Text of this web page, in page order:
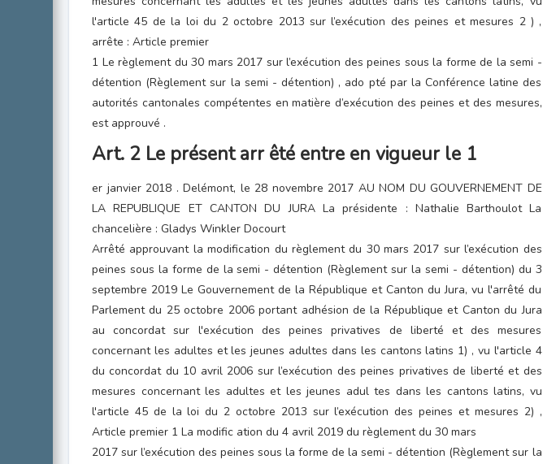
l'article 45 de la loi du 2 octobre 2013 sur l’exécution des peines et mesures 2 ) ,
arrête : Article premier
1 Le règlement du 30 mars 2017 sur l’exécution des peines sous la forme de la semi -
détention (Règlement sur la semi - détention) , ado pté par la Conférence latine des
autorités cantonales compétentes en matière d’exécution des peines et des mesures,
est approuvé .
Art. 2 Le présent arr êté entre en vigueur le 1
er janvier 2018 . Delémont, le 28 novembre 2017 AU NOM DU GOUVERNEMENT DE
LA REPUBLIQUE ET CANTON DU JURA La présidente : Nathalie Barthoulot La
chancelière : Gladys Winkler Docourt
Arrêté approuvant la modification du règlement du 30 mars 2017 sur l’exécution des
peines sous la forme de la semi - détention (Règlement sur la semi - détention) du 3
septembre 2019 Le Gouvernement de la République et Canton du Jura, vu l'arrêté du
Parlement du 25 octobre 2006 portant adhésion de la République et Canton du Jura
au concordat sur l'exécution des peines privatives de liberté et des mesures
concernant les adultes et les jeunes adultes dans les cantons latins 1) , vu l'article 4
du concordat du 10 avril 2006 sur l’exécution des peines privatives de liberté et des
mesures concernant les adultes et les jeunes adul tes dans les cantons latins, vu
l'article 45 de la loi du 2 octobre 2013 sur l’exécution des peines et mesures 2) ,
Article premier 1 La modific ation du 4 avril 2019 du règlement du 30 mars
2017 sur l’exécution des peines sous la forme de la semi - détention (Règlement sur la